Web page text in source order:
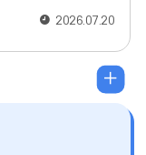
2026.07.20
일
정